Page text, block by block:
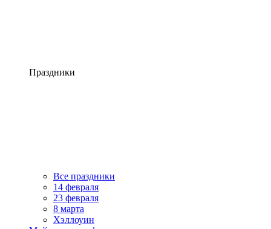
Праздники
Все праздники
14 февраля
23 февраля
8 марта
Хэллоуин